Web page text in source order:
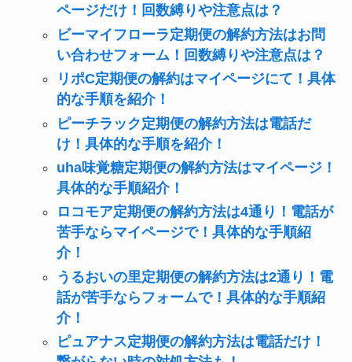
ページだけ！回数縛りや注意点は？
ビーマイフローラ定期便の解約方法はお問
い合わせフォーム！回数縛りや注意点は？
リポC定期便の解約はマイページにて！具体
的な手順を紹介！
ピーチラック定期便の解約方法は電話だ
け！具体的な手順を紹介！
uha味覚糖定期便の解約方法はマイページ！
具体的な手順紹介！
ロコモア定期便の解約方法は4通り！電話が
苦手ならマイページで！具体的な手順紹
介！
うるおいの里定期便の解約方法は2通り！電
話が苦手ならフォームで！具体的な手順紹
介！
ピュアナス定期便の解約方法は電話だけ！